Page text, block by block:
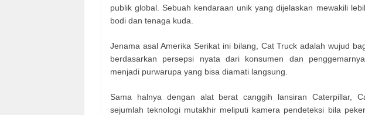
publik global. Sebuah kendaraan unik yang dijelaskan mewakili
bodi dan tenaga kuda.
Jenama asal Amerika Serikat ini bilang, Cat Truck adalah wujud
berdasarkan persepsi nyata dari konsumen dan
menjadi purwarupa yang bisa diamati langsung.
Sama halnya dengan alat berat canggih lansiran Caterpillar,
sejumlah teknologi mutakhir meliputi kamera pendeteksi bila